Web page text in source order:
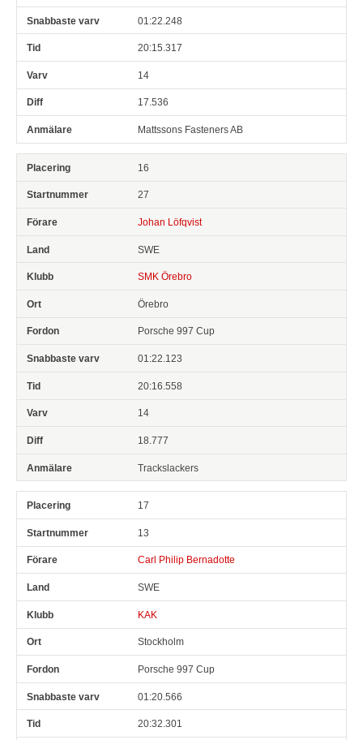
01:22.248
20:15.317
14
17.536
Mattssons Fasteners AB
16
27
Johan Löfqvist
SWE
SMK Örebro
Örebro
Porsche 997 Cup
01:22.123
20:16.558
14
18.777
Trackslackers
17
13
Carl Philip Bernadotte
SWE
KAK
Stockholm
Porsche 997 Cup
01:20.566
20:32.301